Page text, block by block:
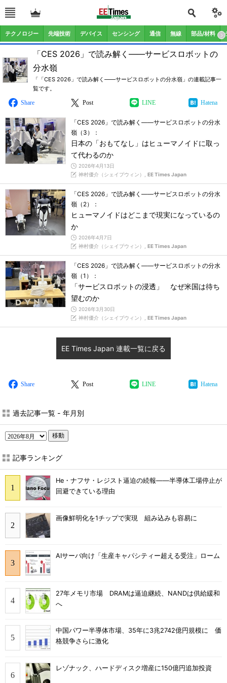
テクノロジー 先端技術 デバイス センシング 通信 無線 部品/材料
「CES 2026」で読み解く――サービスロボットの
分水嶺
「「CES 2026」で読み解く――サービスロボットの分水嶺」の連載記事一
覧です。
Share
Post LINE Hatena
「CES 2026」で読み解く――サービスロボットの分水
嶺（3）：
日本の「おもてなし」はヒューマノイドに取っ
て代わるのか
2026年4月13日
神村優介（シェイプウィン）, EE Times Japan
「CES 2026」で読み解く――サービスロボットの分水
嶺（2）：
ヒューマノイドはどこまで現実になっているの
か
2026年4月7日
神村優介（シェイプウィン）, EE Times Japan
「CES 2026」で読み解く――サービスロボットの分水
嶺（1）：
「サービスロボットの浸透」 なぜ米国は待ち
望むのか
2026年3月30日
神村優介（シェイプウィン）, EE Times Japan
EE Times Japan 連載一覧に戻る
Share Post LINE Hatena
過去記事一覧 - 年月別
移動
記事ランキング
He・ナフサ・レジスト逼迫の続報――半導体工場停止が
回避できている理由
画像鮮明化を1チップで実現 組み込みも容易に
AIサーバ向け「生産キャパシティー超える受注」ローム
27年メモリ市場 DRAMは逼迫継続、NANDは供給緩和
へ
中国パワー半導体市場、35年に3兆2742億円規模に 価
格競争さらに激化
レゾナック、ハードディスク増産に150億円追加投資